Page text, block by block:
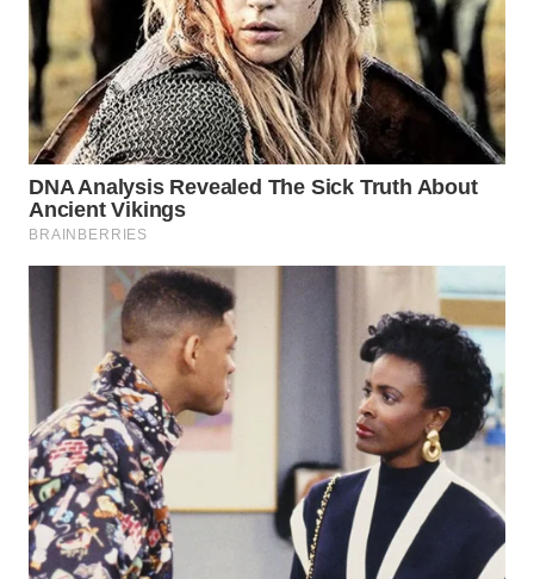
KARAWANG
WN
BEKASI
WN
BOGOR
TAPANULI
UTARA
WN
SAMOSIR
WN
PADANG